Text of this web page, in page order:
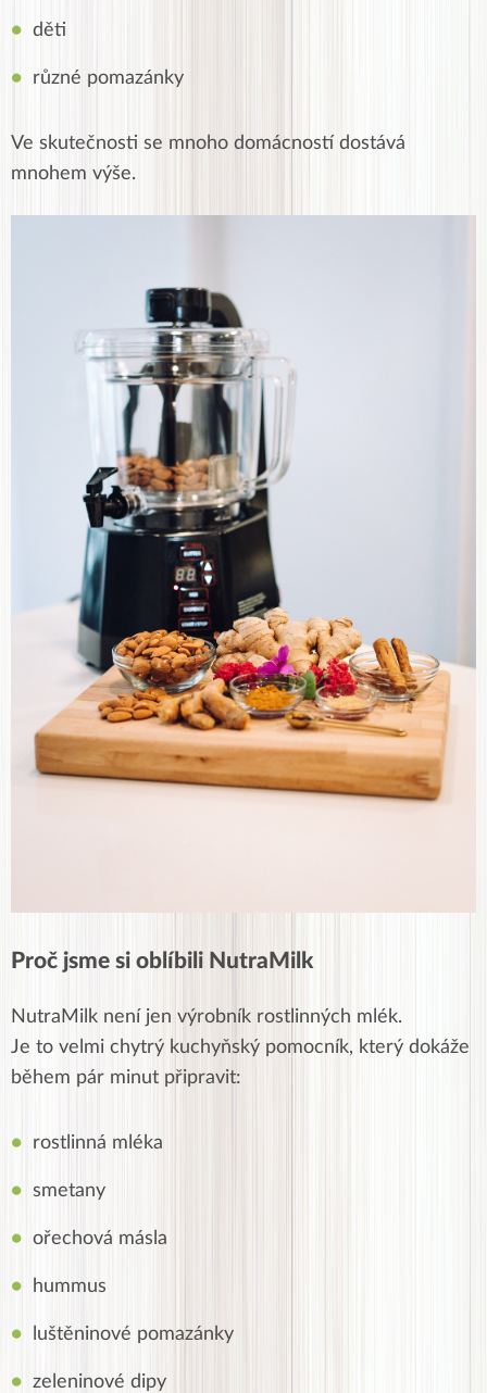
děti
různé pomazánky
Ve skutečnosti se mnoho domácností dostává
mnohem výše.
Proč jsme si oblíbili NutraMilk
NutraMilk není jen výrobník rostlinných mlék.
Je to velmi chytrý kuchyňský pomocník, který dokáže
během pár minut připravit:
rostlinná mléka
smetany
ořechová másla
hummus
luštěninové pomazánky
zeleninové dipy